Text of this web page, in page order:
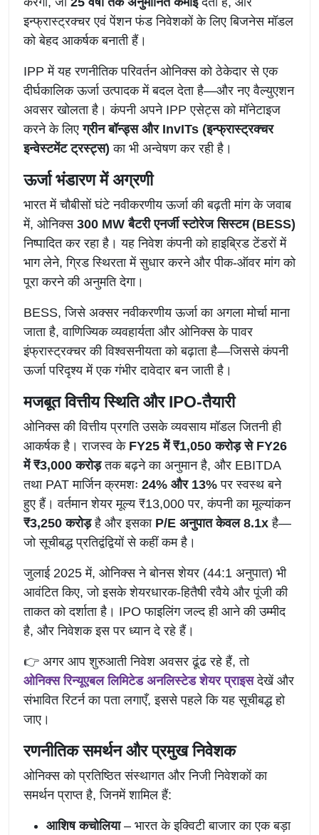
इन्फ्रास्ट्रक्चर एवं पेंशन फंड निवेशकों के लिए बिजनेस मॉडल
को बेहद आकर्षक बनाती हैं।
IPP में यह रणनीतिक परिवर्तन ओनिक्स को ठेकेदार से एक
दीर्घकालिक ऊर्जा उत्पादक में बदल देता है—और नए वैल्युएशन
अवसर खोलता है। कंपनी अपने IPP एसेट्स को मॉनेटाइज
करने के लिएग्रीन बॉन्ड्स और InvITs (इन्फ्रास्ट्रक्चर
इन्वेस्टमेंट ट्रस्ट्स) का भी अन्वेषण कर रही है।
ऊर्जा भंडारण में अग्रणी
भारत में चौबीसों घंटे नवीकरणीय ऊर्जा की बढ़ती मांग के जवाब
में, ओनिक्स 300 MW बैटरी एनर्जी स्टोरेज सिस्टम (BESS)
निष्पादित कर रहा है। यह निवेश कंपनी को हाइब्रिड टेंडरों में
भाग लेने, ग्रिड स्थिरता में सुधार करने और पीक-ऑवर मांग को
पूरा करने की अनुमति देगा।
BESS, जिसे अक्सर नवीकरणीय ऊर्जा का अगला मोर्चा माना
जाता है, वाणिज्यिक व्यवहार्यता और ओनिक्स के पावर
इंफ्रास्ट्रक्चर की विश्वसनीयता को बढ़ाता है—जिससे कंपनी
ऊर्जा परिदृश्य में एक गंभीर दावेदार बन जाती है।
मजबूत वित्तीय स्थिति और IPO-तैयारी
ओनिक्स की वित्तीय प्रगति उसके व्यवसाय मॉडल जितनी ही
आकर्षक है। राजस्व के FY25 में ₹1,050 करोड़ से FY26
में ₹3,000 करोड़तक बढ़ने का अनुमान है, और EBITDA
तथा PAT मार्जिन क्रमशः 24% और 13% पर स्वस्थ बने
हुए हैं। वर्तमान शेयर मूल्य ₹13,000 पर, कंपनी का मूल्यांकन
₹3,250 करोड़है और इसका P/E अनुपात केवल 8.1x है—
जो सूचीबद्ध प्रतिद्वंद्वियों से कहीं कम है।
जुलाई 2025 में, ओनिक्स ने बोनस शेयर (44:1 अनुपात) भी
आवंटित किए, जो इसके शेयरधारक-हितैषी रवैये और पूंजी की
ताकत को दर्शाता है। IPO फाइलिंग जल्द ही आने की उम्मीद
है, और निवेशक इस पर ध्यान दे रहे हैं।
👉 अगर आप शुरुआती निवेश अवसर ढूंढ रहे हैं, तो
ओनिक्स रिन्यूएबल लिमिटेड अनलिस्टेड शेयर प्राइसदेखें और
संभावित रिटर्न का पता लगाएँ, इससे पहले कि यह सूचीबद्ध हो
जाए।
रणनीतिक समर्थन और प्रमुख निवेशक
ओनिक्स को प्रतिष्ठित संस्थागत और निजी निवेशकों का
समर्थन प्राप्त है, जिनमें शामिल हैं:
आशिष कचोलिया– भारत के इक्विटी बाजार का एक बड़ा